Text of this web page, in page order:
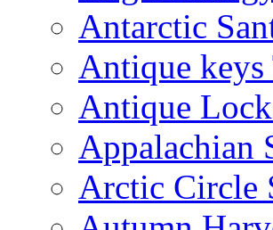
Antarctic
Antique
Antique
Appalachian
Arctic Circle